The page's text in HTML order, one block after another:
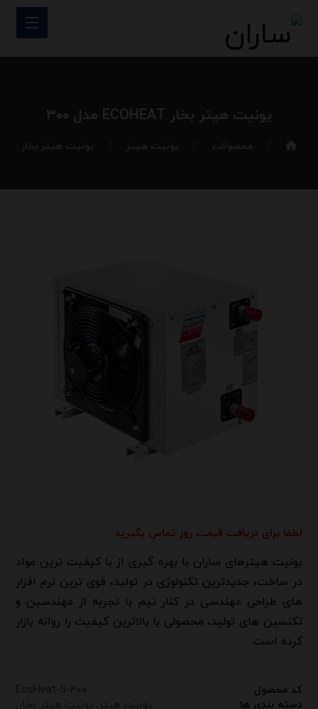
یونیت هیتر بخار ECOHEAT مدل ۳۰۰
محصولات یونیت هیتر یونیت هیتر بخار
لطفا برای دریافت قیمت روز تماس بگیرید
یونیت هیترهای ساران با بهره گیری از با کیفیت ترین مواد
در ساخت، جدیدترین تکنولوژی در تولید، قوی ترین نرم افزار
های طراحی مهندسی در کنار تیم با تجربه از مهندسین و
تکنسین های تولید، محصولی با بالاترین کیفیت را روانه بازار
کرده است.
کد محصول
دسته بندی ها